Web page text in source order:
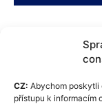
CZ: Abychom poskytli
přístupu k informacím